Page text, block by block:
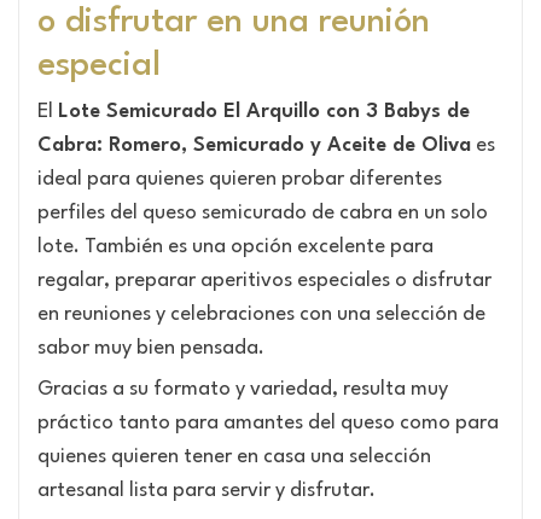
o disfrutar en una reunión
especial
El
Lote Semicurado El Arquillo con 3 Babys de
Cabra: Romero, Semicurado y Aceite de Oliva es
ideal para quienes quieren probar diferentes
perfiles del queso semicurado de cabra en un solo
lote. También es una opción excelente para
regalar, preparar aperitivos especiales o disfrutar
en reuniones y celebraciones con una selección de
sabor muy bien pensada.
Gracias a su formato y variedad, resulta muy
práctico tanto para amantes del queso como para
quienes quieren tener en casa una selección
artesanal lista para servir y disfrutar.